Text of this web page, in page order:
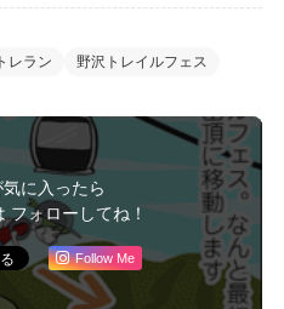
トレラン 野沢トレイルフェス
に入ったら
フォローしてね！
Follow Me